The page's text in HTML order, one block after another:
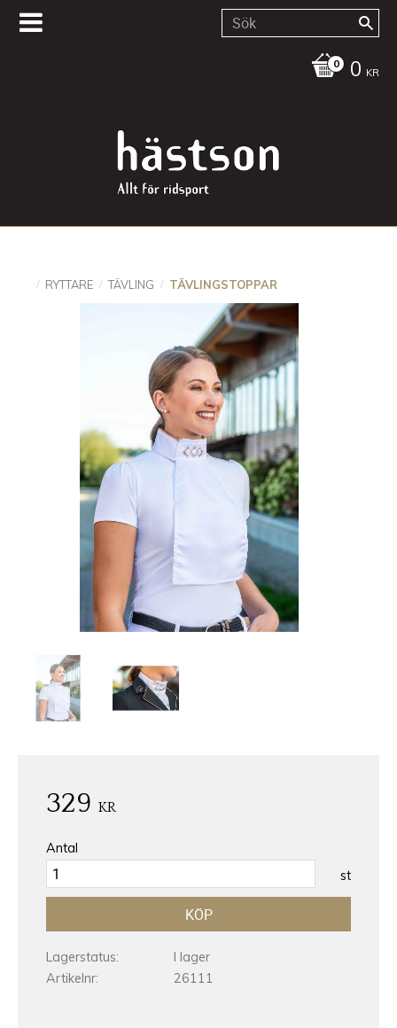
0 KR
RYTTARE TÄVLING TÄVLINGSTOPPAR
329 KR
Antal
st
KÖP
Lagerstatus
I lager
Artikelnr
26111